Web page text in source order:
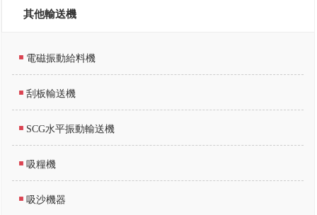
其他輸送機
電磁振動給料機
刮板輸送機
SCG水平振動輸送機
吸糧機
吸沙機器